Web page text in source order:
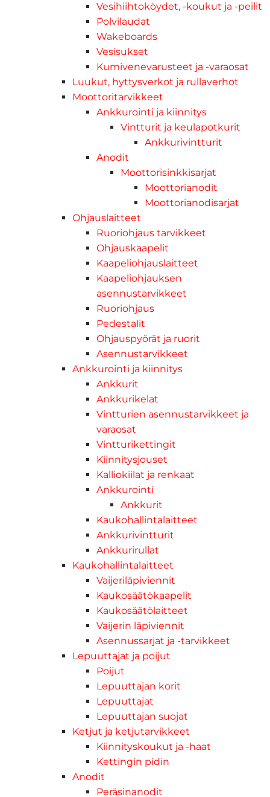
Vesihiihtoköydet, -koukut ja -peilit
Polvilaudat
Wakeboards
Vesisukset
Kumivenevarusteet ja -varaosat
Luukut, hyttysverkot ja rullaverhot
Moottoritarvikkeet
Ankkurointi ja kiinnitys
Vintturit ja keulapotkurit
Ankkurivintturit
Anodit
Moottorisinkkisarjat
Moottorianodit
Moottorianodisarjat
Ohjauslaitteet
Ruoriohjaus tarvikkeet
Ohjauskaapelit
Kaapeliohjauslaitteet
Kaapeliohjauksen
asennustarvikkeet
Ruoriohjaus
Pedestalit
Ohjauspyörät ja ruorit
Asennustarvikkeet
Ankkurointi ja kiinnitys
Ankkurit
Ankkurikelat
Vintturien asennustarvikkeet ja
varaosat
Vintturikettingit
Kiinnitysjouset
Kalliokiilat ja renkaat
Ankkurointi
Ankkurit
Kaukohallintalaitteet
Ankkurivintturit
Ankkurirullat
Kaukohallintalaitteet
Vaijeriläpiviennit
Kaukosäätökaapelit
Kaukosäätölaitteet
Vaijerin läpiviennit
Asennussarjat ja -tarvikkeet
Lepuuttajat ja poijut
Poijut
Lepuuttajan korit
Lepuuttajat
Lepuuttajan suojat
Ketjut ja ketjutarvikkeet
Kiinnityskoukut ja -haat
Kettingin pidin
Anodit
Peräsinanodit